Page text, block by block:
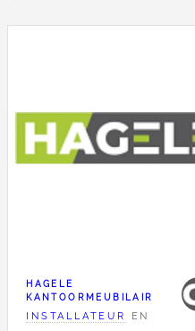
HAGELE
KANTOORMEUBILAIR
INSTALLATEUR
EN